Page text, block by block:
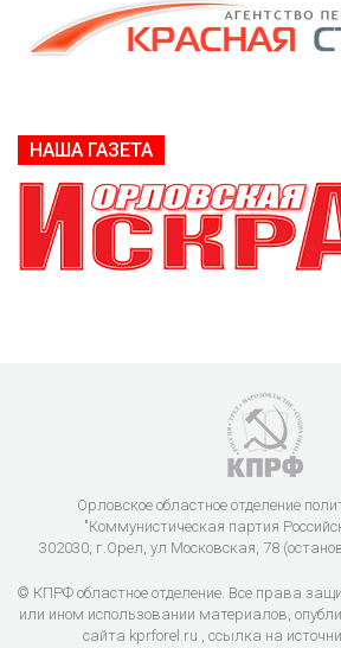
НАША ГАЗЕТА
Орловское областное отделение
"Коммунистическая партия
302030, г.Орел, ул Московская, 78
© КПРФ областное отделение. Все права
или ином использовании материалов,
сайта kprforel.ru , ссылка на